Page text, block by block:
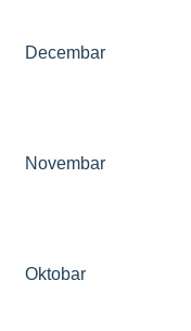
Decembar
Novembar
Oktobar